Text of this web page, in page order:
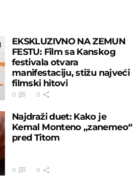
EKSKLUZIVNO NA ZEMUN
FESTU: Film sa Kanskog
festivala otvara
manifestaciju, stižu najveći
filmski hitovi
0 0
Najdraži duet: Kako je
Kemal Monteno „zanemeo“
pred Titom
0 0